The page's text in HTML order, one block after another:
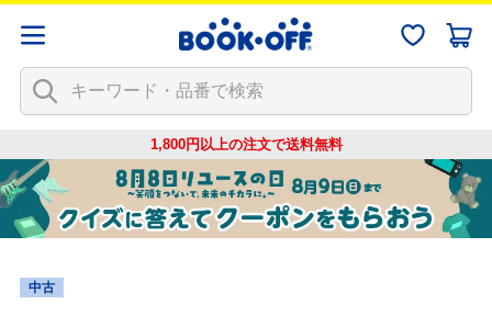
1,800円以上の注文で送料無料
中古